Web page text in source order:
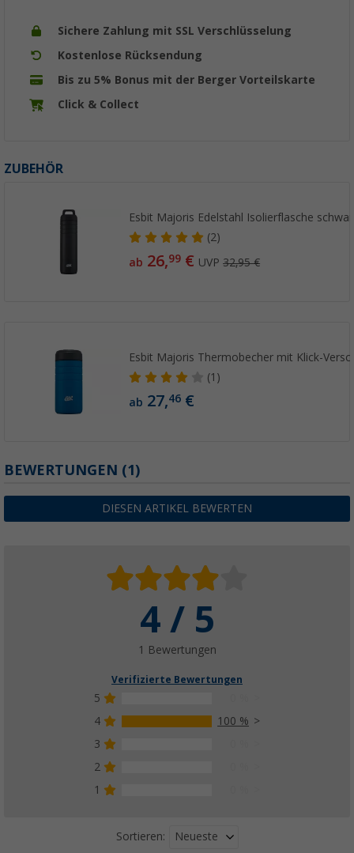
Sichere Zahlung mit SSL Verschlüsselung
Kostenlose Rücksendung
Bis zu 5% Bonus mit der Berger Vorteilskarte
Click & Collect
ZUBEHÖR
Esbit Majoris Edelstahl Isolierflasche
(2)
ab 26,99 € UVP32,95 €
Esbit Majoris Thermobecher mit Klick-
(1)
ab 27,46 €
BEWERTUNGEN (1)
DIESEN ARTIKEL BEWERTEN
4 / 5
1 Bewertungen
Verifizierte Bewertungen
5
4
100 %
3
2
1
Sortieren: Neueste